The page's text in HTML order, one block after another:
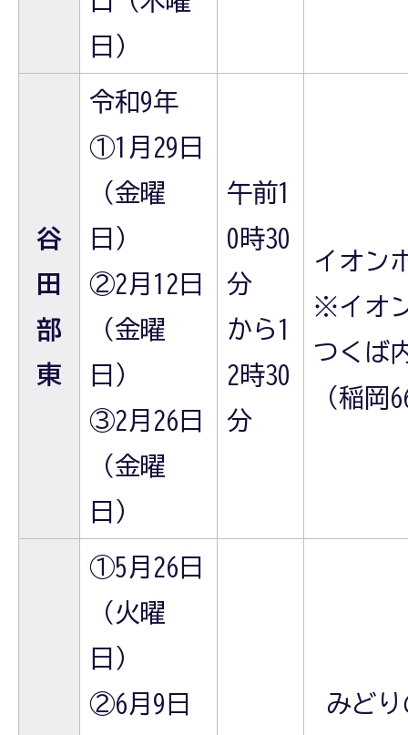
日）
谷
田
部
東
令和9年
①1月29日
（金曜
日）
②2月12日
（金曜
日）
③2月26日
（金曜
日）
午前1
0時30
分
から1
2時30
分
イオン
※イオ
つくば
（稲岡
①5月26日
（火曜
日）
②6月9日
みど